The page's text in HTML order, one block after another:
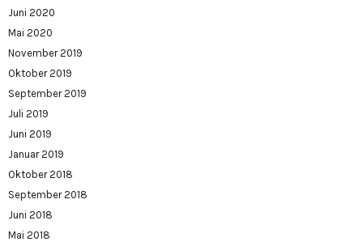
Juni 2020
Mai 2020
November 2019
Oktober 2019
September 2019
Juli 2019
Juni 2019
Januar 2019
Oktober 2018
September 2018
Juni 2018
Mai 2018